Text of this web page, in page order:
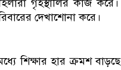
গৃহস্থালির কাজ
দেখাশোনা করে।
শিক্ষার হার ক্রমশ